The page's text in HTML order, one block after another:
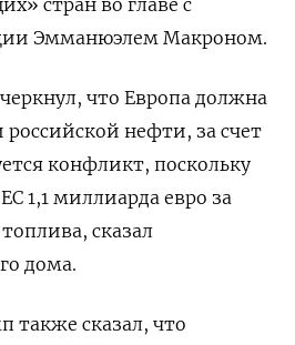
стран во главе с
Эмманюэлем Макроном.
что Европа должна
российской нефти, за счет
конфликт, поскольку
1,1 миллиарда евро за
сказал
дома.
также сказал, что